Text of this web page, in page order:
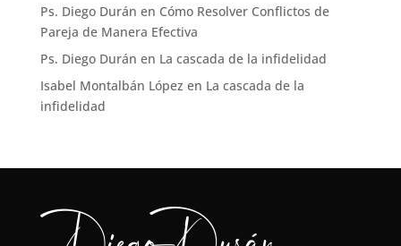
Ps. Diego Durán en Cómo Resolver Conflictos de
Pareja de Manera Efectiva
Ps. Diego Durán en La cascada de la infidelidad
Isabel Montalbán López en La cascada de la
infidelidad